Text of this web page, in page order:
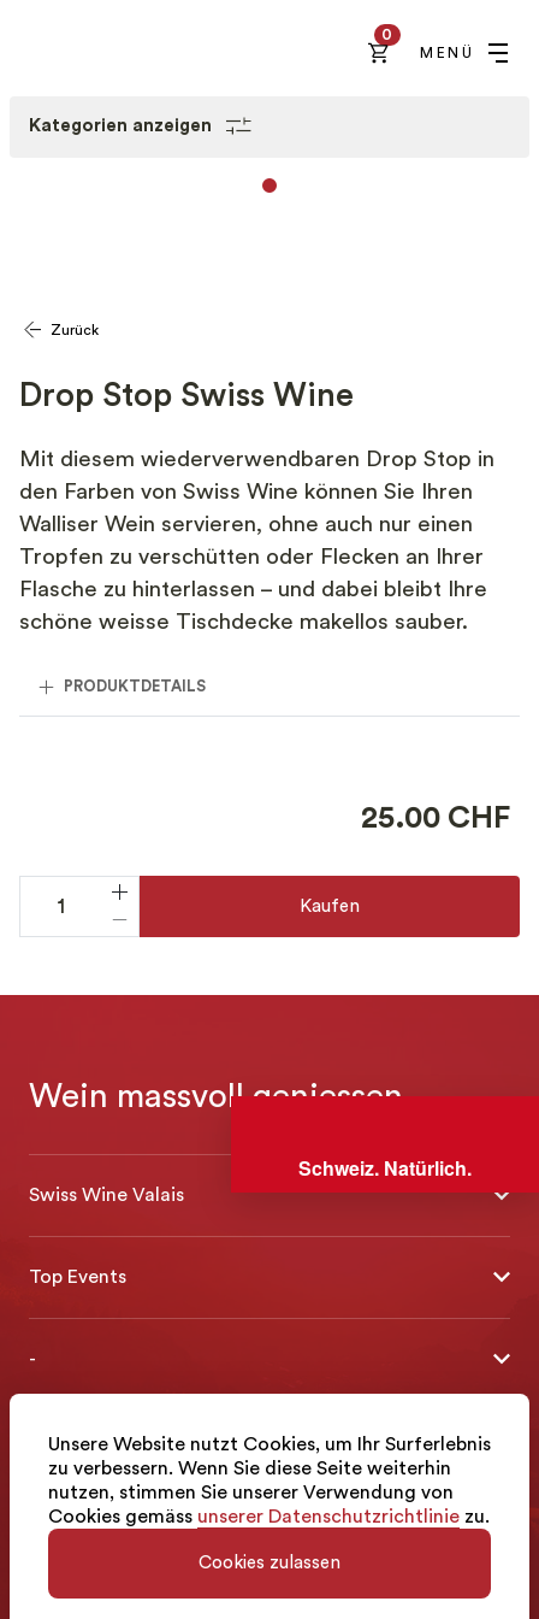
0
MENÜ
Zurück
Kategorien anzeigen
Drop Stop Swiss Wine
Mit diesem wiederverwendbaren Drop Stop in
den Farben von Swiss Wine können Sie Ihren
Walliser Wein servieren, ohne auch nur einen
Tropfen zu verschütten oder Flecken an Ihrer
Flasche zu hinterlassen – und dabei bleibt Ihre
schöne weisse Tischdecke makellos sauber.
PRODUKTDETAILS
25.00 CHF
Kaufen
Unsere Website nutzt Cookies, um Ihr Surferlebnis
zu verbessern. Wenn Sie diese Seite weiterhin
nutzen, stimmen Sie unserer Verwendung von
Cookies gemäss unserer Datenschutzrichtlinie zu.
Cookies zulassen
Schweiz. Natürlich.
Wein massvoll geniessen
Swiss Wine Valais
Über uns
Allgemeine Geschäftsbedingungen
Kontakt
Top Events
Offene Weinkeller
Etoiles du Valais
-
+41 27 345 40 80
info@swisswinevalais.ch
Impressum
Deutsch (Schweiz)